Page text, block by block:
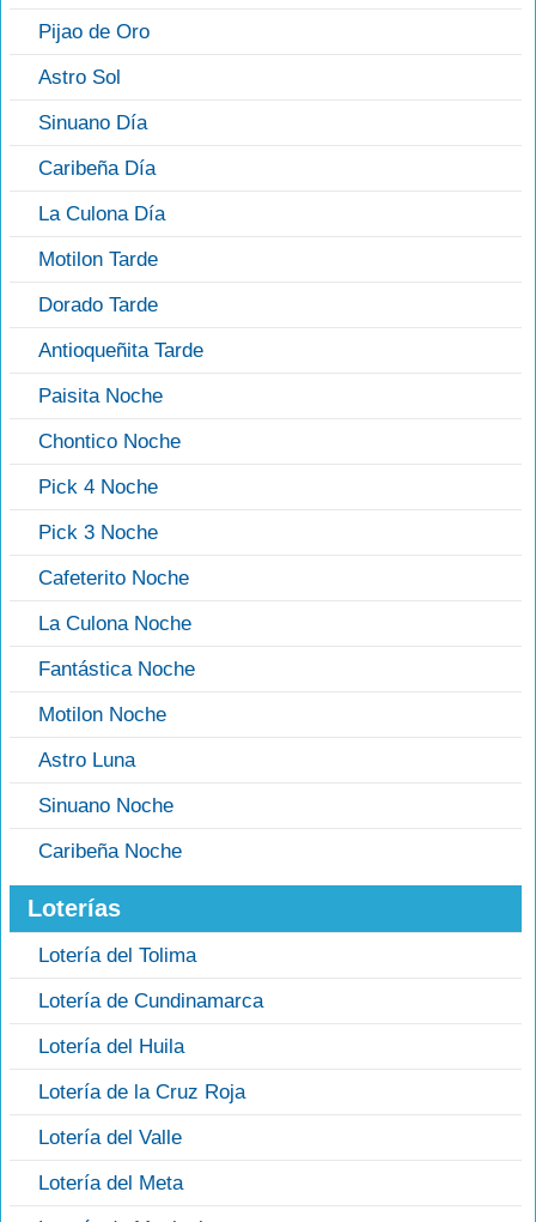
Pijao de Oro
Astro Sol
Sinuano Día
Caribeña Día
La Culona Día
Motilon Tarde
Dorado Tarde
Antioqueñita Tarde
Paisita Noche
Chontico Noche
Pick 4 Noche
Pick 3 Noche
Cafeterito Noche
La Culona Noche
Fantástica Noche
Motilon Noche
Astro Luna
Sinuano Noche
Caribeña Noche
Loterías
Lotería del Tolima
Lotería de Cundinamarca
Lotería del Huila
Lotería de la Cruz Roja
Lotería del Valle
Lotería del Meta